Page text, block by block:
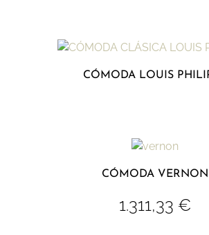
CÓMODA LOUIS
CÓMODA VERNON
1.311,33 €